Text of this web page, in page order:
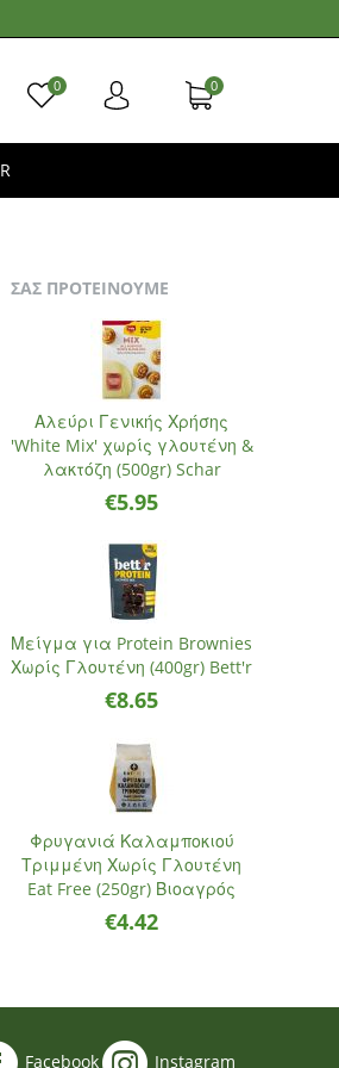
0 0
ΣΑΣ ΠΡΟΤΕΙΝΟΥΜΕ
Αλεύρι Γενικής Χρήσης
'White Mix' χωρίς γλουτένη &
λακτόζη (500gr) Schar
€5.95
Μείγμα για Protein Brownies
Χωρίς Γλουτένη (400gr) Bett'r
€8.65
Φρυγανιά Καλαμποκιού
Τριμμένη Χωρίς Γλουτένη
Eat Free (250gr) Βιοαγρός
€4.42
Facebook Instagram